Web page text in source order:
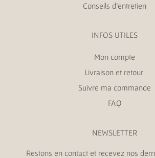
Conseils d’entretien
INFOS UTILES
Mon compte
Livraison et retour
Suivre ma commande
FAQ
NEWSLETTER
Restons en contact et recevez nos